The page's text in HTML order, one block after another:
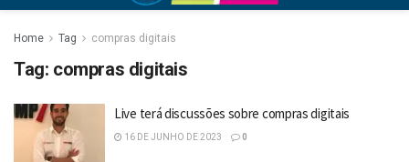
Home Tag compras digitais
Tag: compras digitais
Live terá discussões sobre compras digitais
16 DE JUNHO DE 2023 0